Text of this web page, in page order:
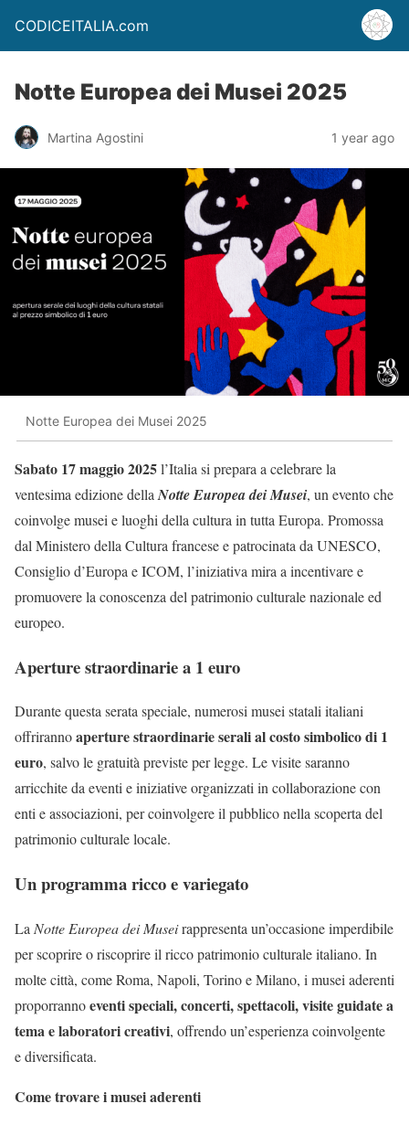
CODICEITALIA.com
Notte Europea dei Musei 2025
Martina Agostini 1 year ago
Notte Europea dei Musei 2025
Sabato 17 maggio 2025l’Italia si prepara a celebrare la
ventesima edizione della Notte Europea dei Musei, un evento che
coinvolge musei e luoghi della cultura in tutta Europa. Promossa
dal Ministero della Cultura francese e patrocinata da UNESCO,
Consiglio d’Europa e ICOM, l’iniziativa mira a incentivare e
promuovere la conoscenza del patrimonio culturale nazionale ed
europeo.
Aperture straordinarie a 1 euro
Durante questa serata speciale, numerosi musei statali italiani
offrirannoaperture straordinarie serali al costo simbolico di 1
euro, salvo le gratuità previste per legge. Le visite saranno
arricchite da eventi e iniziative organizzati in collaborazione con
enti e associazioni, per coinvolgere il pubblico nella scoperta del
patrimonio culturale locale.
Un programma ricco e variegato
La Notte Europea dei Museirappresenta un’occasione imperdibile
per scoprire o riscoprire il ricco patrimonio culturale italiano. In
molte città, come Roma, Napoli, Torino e Milano, i musei aderenti
proporrannoeventi speciali, concerti, spettacoli, visite guidate a
tema e laboratori creativi, offrendo un’esperienza coinvolgente
e diversificata.
Come trovare i musei aderenti